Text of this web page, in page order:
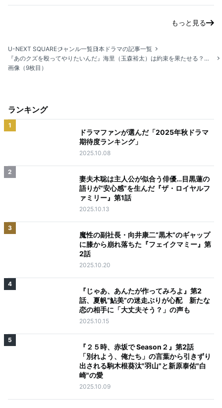
もっと見る
U-NEXT SQUAREジャンル一覧日本ドラマの記事一覧
『あのクズを殴ってやりたいんだ』海里（玉森裕太）は約束を果たせる？波乱の恋の行方が描かれる最終回！
画像（9枚目）
ランキング
1
ドラマファンが選んだ「2025年秋ドラマ
期待度ランキング」
2025.10.08
2
妻夫木聡は主人公が似合う俳優…目黒蓮の
語りが“安心感”を生んだ『ザ・ロイヤルフ
ァミリー』第1話
2025.10.13
3
魔性の副社長・向井康二“黒木”のギャップ
に膝から崩れ落ちた『フェイクマミー』第
2話
2025.10.20
4
『じゃあ、あんたが作ってみろよ』第2
話、夏帆“鮎美”の迷走ぶりが心配 新たな
恋の相手に「大丈夫そう？」の声も
2025.10.15
5
『２５時、赤坂で Season２』第2話
「別れよう、俺たち」の言葉から引きずり
出される駒木根葵汰"羽山"と新原泰佑"白
崎"の愛
2025.10.09